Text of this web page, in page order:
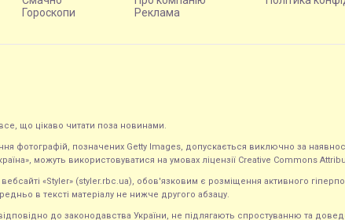
Гороскопи
Реклама
що цікаво читати поза новинами.
фотографій, позначених Getty Images, допускається виключно за
можуть використовуватися на умовах ліцензії Creative Commons
«Styler» (styler.rbc.ua), обов'язковим є розміщення активного
в тексті матеріалу не нижче другого абзацу.
до законодавства України, не підлягають спростуванню та